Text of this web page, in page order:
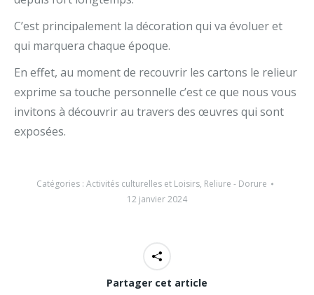
C’est principalement la décoration qui va évoluer et
qui marquera chaque époque.
En effet, au moment de recouvrir les cartons le relieur
exprime sa touche personnelle c’est ce que nous vous
invitons à découvrir au travers des œuvres qui sont
exposées.
Catégories : Activités culturelles et Loisirs, Reliure - Dorure
12 janvier 2024
Partager cet article